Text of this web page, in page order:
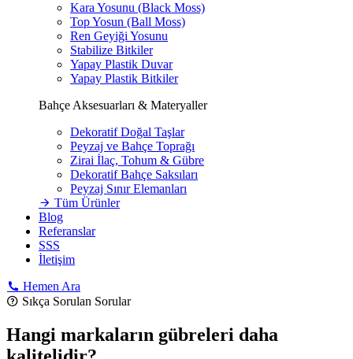
Kara Yosunu (Black Moss)
Top Yosun (Ball Moss)
Ren Geyiği Yosunu
Stabilize Bitkiler
Yapay Plastik Duvar
Yapay Plastik Bitkiler
Bahçe Aksesuarları & Materyaller
Dekoratif Doğal Taşlar
Peyzaj ve Bahçe Toprağı
Zirai İlaç, Tohum & Gübre
Dekoratif Bahçe Saksıları
Peyzaj Sınır Elemanları
Tüm Ürünler
Blog
Referanslar
SSS
İletişim
Hemen Ara
Sıkça Sorulan Sorular
Hangi markaların gübreleri daha